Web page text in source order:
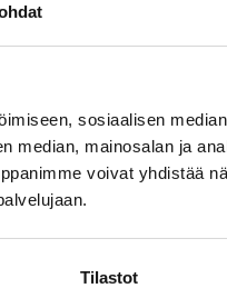
sosiaalisen
median, mainosalan ja
voivat yhdistää
Tilastot